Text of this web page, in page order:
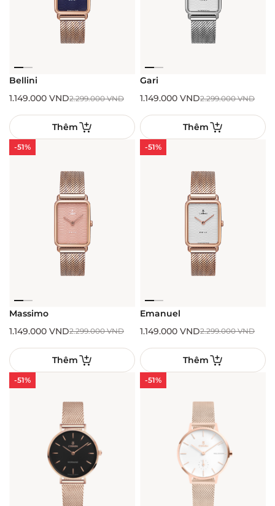
Bellini
2.299.000VND
1.149.000 VND
Thêm
Gari
2.299.000VND
1.149.000 VND
Thêm
-51%
Massimo
2.299.000VND
1.149.000 VND
Thêm
-51%
Emanuel
2.299.000VND
1.149.000 VND
Thêm
-51% -51%